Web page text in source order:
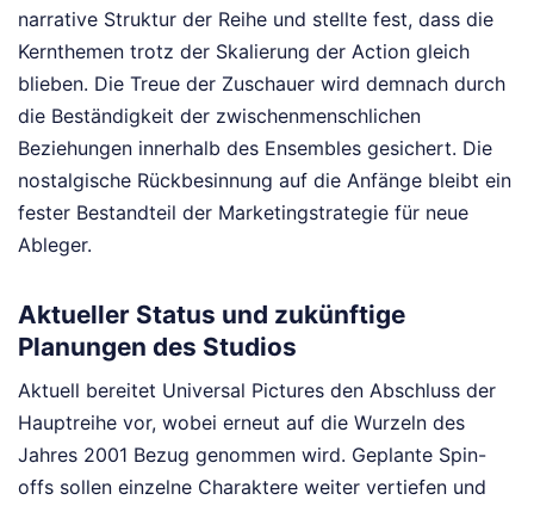
narrative Struktur der Reihe und stellte fest, dass die
Kernthemen trotz der Skalierung der Action gleich
blieben. Die Treue der Zuschauer wird demnach durch
die Beständigkeit der zwischenmenschlichen
Beziehungen innerhalb des Ensembles gesichert. Die
nostalgische Rückbesinnung auf die Anfänge bleibt ein
fester Bestandteil der Marketingstrategie für neue
Ableger.
Aktueller Status und zukünftige
Planungen des Studios
Aktuell bereitet Universal Pictures den Abschluss der
Hauptreihe vor, wobei erneut auf die Wurzeln des
Jahres 2001 Bezug genommen wird. Geplante Spin-
offs sollen einzelne Charaktere weiter vertiefen und